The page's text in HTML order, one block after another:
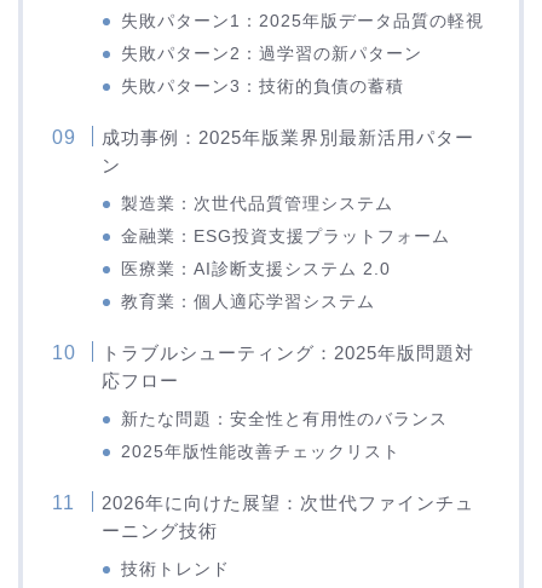
失敗パターン1：2025年版データ品質の軽視
失敗パターン2：過学習の新パターン
失敗パターン3：技術的負債の蓄積
成功事例：2025年版業界別最新活用パター
ン
製造業：次世代品質管理システム
金融業：ESG投資支援プラットフォーム
医療業：AI診断支援システム 2.0
教育業：個人適応学習システム
トラブルシューティング：2025年版問題対
応フロー
新たな問題：安全性と有用性のバランス
2025年版性能改善チェックリスト
2026年に向けた展望：次世代ファインチュ
ーニング技術
技術トレンド